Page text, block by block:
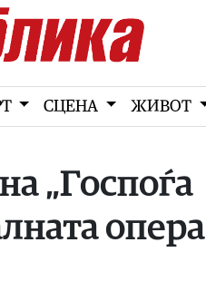
СЦЕНА ЖИВОТ
„Госпоѓа
опера